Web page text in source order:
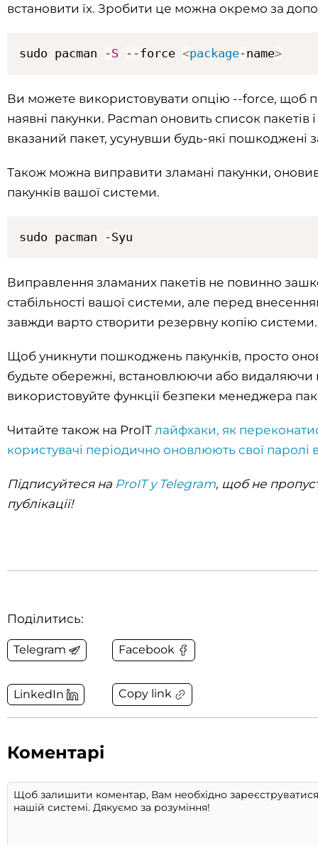
встановити їх. Зробити це можна окремо за
sudo pacman -S --force <package-name>
Ви можете використовувати опцію --force, щоб
наявні пакунки. Pacman оновить список пакетів
вказаний пакет, усунувши будь-які пошкоджені
Також можна виправити зламані пакунки,
пакунків вашої системи.
sudo pacman -Syu
Виправлення зламаних пакетів не повинно
стабільності вашої системи, але перед
завжди варто створити резервну копію системи.
Щоб уникнути пошкоджень пакунків, просто
будьте обережні, встановлюючи або видаляючи
використовуйте функції безпеки менеджера
Читайте також на ProIT лайфхаки, як
користувачі періодично оновлюють свої паролі
Підписуйтеся на ProIT у Telegram, щоб не
публікації!
Поділитись:
Telegram Facebook
LinkedIn Copy link
Коментарі